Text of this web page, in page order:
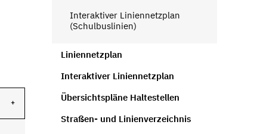
Interaktiver Liniennetzplan
(Schulbuslinien)
Liniennetzplan
Interaktiver Liniennetzplan
Übersichtspläne Haltestellen
Straßen- und Linienverzeichnis